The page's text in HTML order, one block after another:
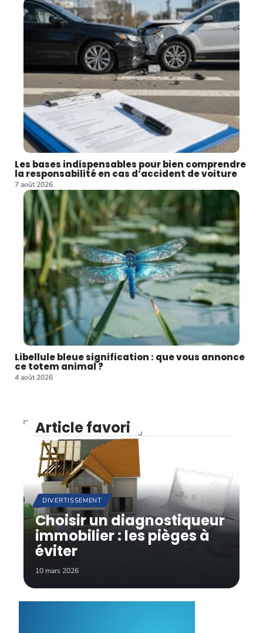
Les bases indispensables pour bien comprendre
la responsabilité en cas d’accident de voiture
7 août 2026
Libellule bleue signification : que vous annonce
ce totem animal ?
4 août 2026
Article favori
DIVERTISSEMENT
Choisir un diagnostiqueur
immobilier : les pièges à
éviter
10 mars 2026